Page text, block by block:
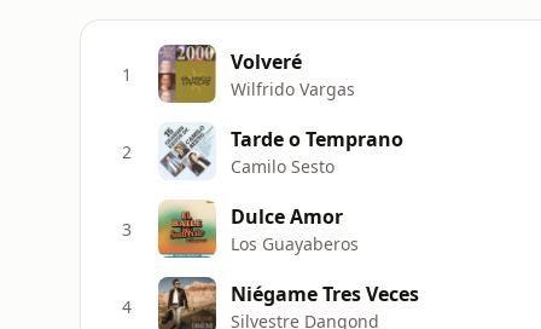
1 Volveré
Wilfrido Vargas
2 Tarde o Temprano
Camilo Sesto
3 Dulce Amor
Los Guayaberos
4 Niégame Tres Veces
Silvestre Dangond